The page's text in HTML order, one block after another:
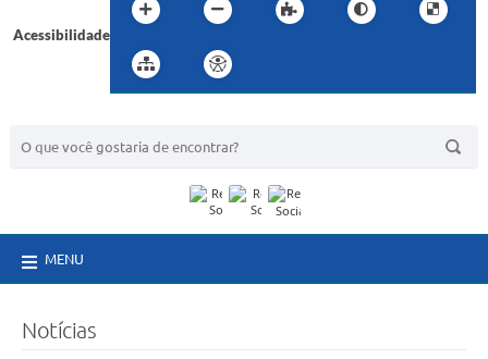
Acessibilidade
MENU
Notícias